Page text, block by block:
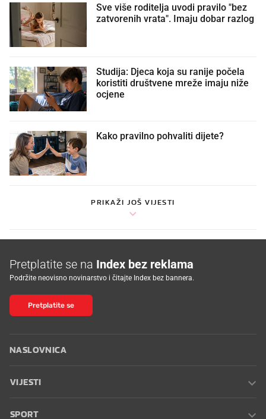
Sve više roditelja uvodi pravilo "bez
zatvorenih vrata". Imaju dobar razlog
Studija: Djeca koja su ranije počela
koristiti društvene mreže imaju niže
ocjene
Kako pravilno pohvaliti dijete?
PRIKAŽI JOŠ VIJESTI
Pretplatite se na Index bez reklama
Podržite neovisno novinarstvo i čitajte Index bez bannera.
Pretplatite se
NASLOVNICA
VIJESTI
SPORT